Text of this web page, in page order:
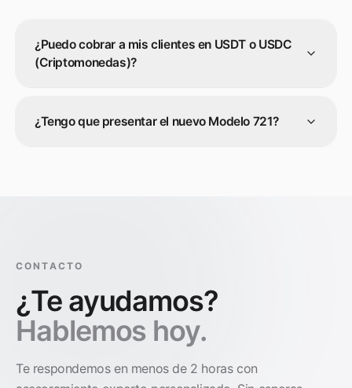
¿Puedo cobrar a mis clientes en USDT o USDC
(Criptomonedas)?
¿Tengo que presentar el nuevo Modelo 721?
CONTACTO
¿Te ayudamos?
Hablemos hoy.
Te respondemos en menos de 2 horas con